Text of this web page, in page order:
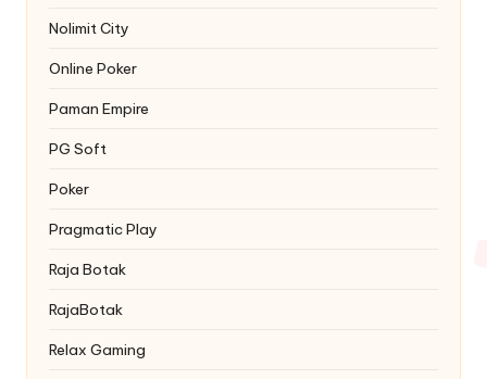
Nolimit City
Online Poker
Paman Empire
PG Soft
Poker
Pragmatic Play
Raja Botak
RajaBotak
Relax Gaming